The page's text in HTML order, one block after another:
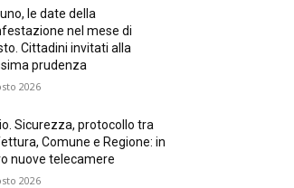
le date della
nel mese di
Cittadini invitati alla
prudenza
2026
Sicurezza, protocollo tra
Comune e Regione: in
nuove telecamere
2026